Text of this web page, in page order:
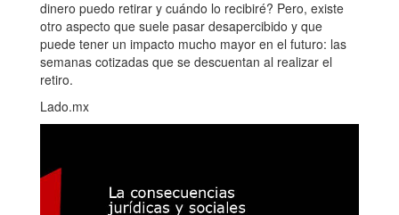
dinero puedo retirar y cuándo lo recibiré? Pero, existe
otro aspecto que suele pasar desapercibido y que
puede tener un impacto mucho mayor en el futuro: las
semanas cotizadas que se descuentan al realizar el
retiro.
Lado.mx